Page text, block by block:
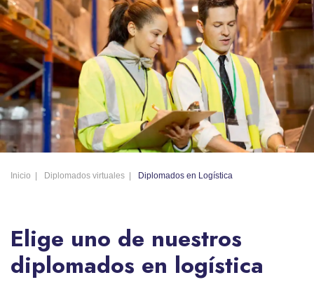
Inicio Diplomados virtuales Diplomados en Logística
Elige uno de nuestros
diplomados en logística